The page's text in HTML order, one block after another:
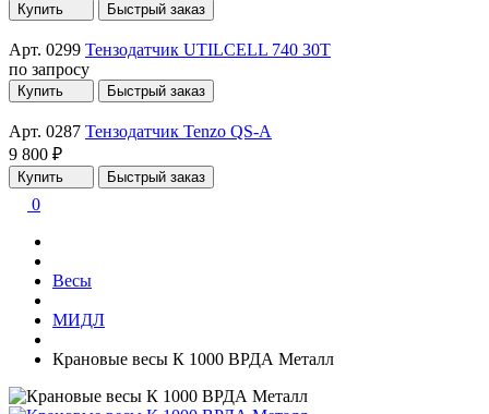
Купить Быстрый заказ
Арт. 0299 Тензодатчик UTILCELL 740 30T
по запросу
Купить Быстрый заказ
Арт. 0287 Тензодатчик Tenzo QS-A
9 800 ₽
Купить Быстрый заказ
0
Весы
МИДЛ
Крановые весы К 1000 ВРДА Металл